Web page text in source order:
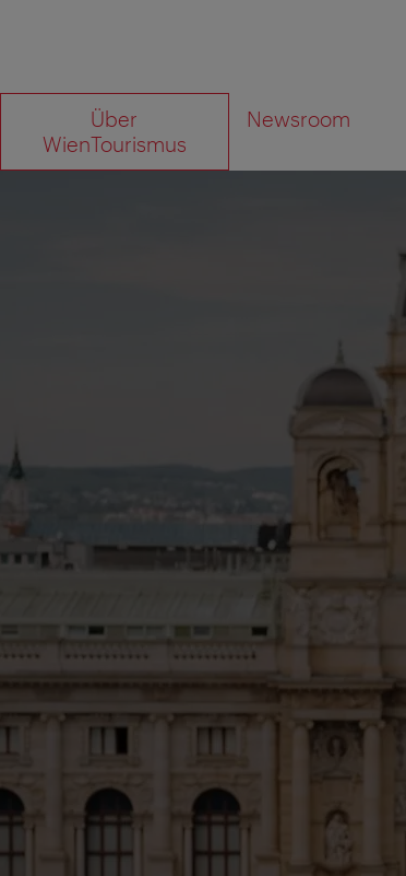
Zur
Navigation
Zum
Über
WienTourismus
Newsroom
Wonach
Sie?